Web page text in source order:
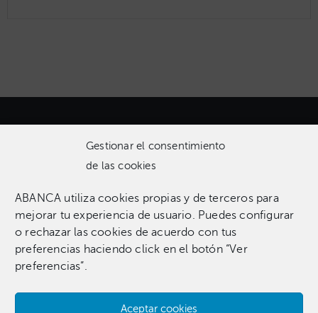
Gestionar el consentimiento
de las cookies
ABANCA utiliza cookies propias y de terceros para
mejorar tu experiencia de usuario. Puedes configurar
o rechazar las cookies de acuerdo con tus
preferencias haciendo click en el botón “Ver
preferencias”.
Aceptar cookies
Una colección que incluye 1.369 obras entre pinturas,
esculturas, fotografías, grabados, dibujos e instalaciones
pertenecientes a 255 artistas.​